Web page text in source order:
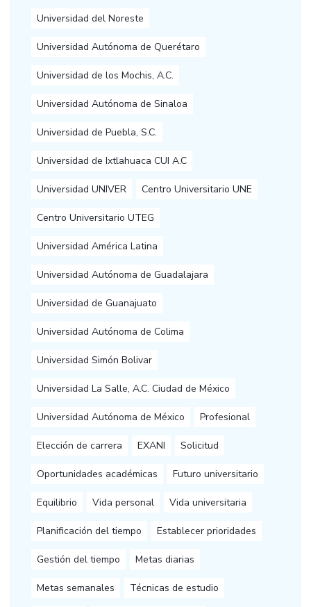
Universidad del Noreste
Universidad Autónoma de Querétaro
Universidad de los Mochis, A.C.
Universidad Autónoma de Sinaloa
Universidad de Puebla, S.C.
Universidad de Ixtlahuaca CUI A.C
Universidad UNIVER Centro Universitario UNE
Centro Universitario UTEG
Universidad América Latina
Universidad Autónoma de Guadalajara
Universidad de Guanajuato
Universidad Autónoma de Colima
Universidad Simón Bolivar
Universidad La Salle, A.C. Ciudad de México
Universidad Autónoma de México Profesional
Elección de carrera EXANI Solicitud
Oportunidades académicas Futuro universitario
Equilibrio Vida personal Vida universitaria
Planificación del tiempo Establecer prioridades
Gestión del tiempo Metas diarias
Metas semanales Técnicas de estudio